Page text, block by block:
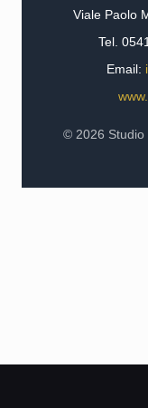
Viale Paolo
Tel.
Email:
© 2026 Studio